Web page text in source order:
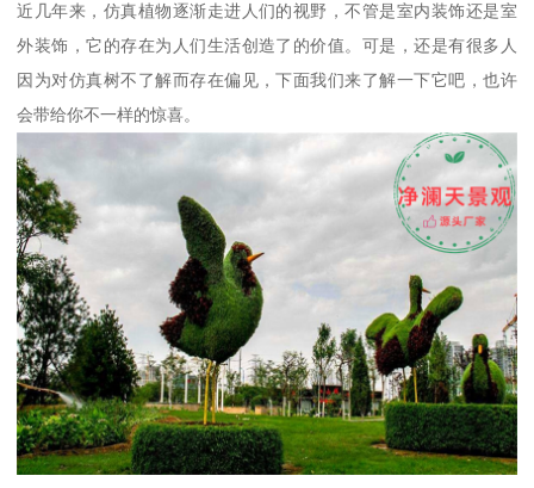
近几年来，仿真植物逐渐走进人们的视野，不管是室内装饰还是室
外装饰，它的存在为人们生活创造了的价值。可是，还是有很多人
因为对仿真树不了解而存在偏见，下面我们来了解一下它吧，也许
会带给你不一样的惊喜。